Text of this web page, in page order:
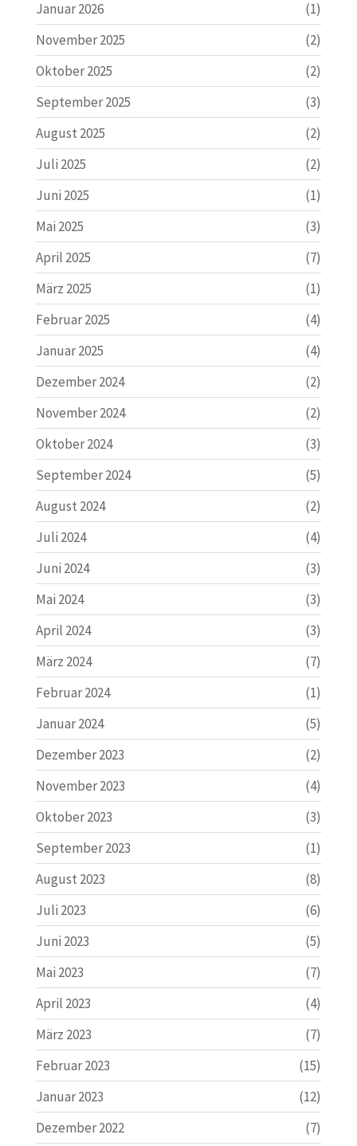
Januar 2026
(1)
November 2025
(2)
Oktober 2025
(2)
September 2025
(3)
August 2025
(2)
Juli 2025
(2)
Juni 2025
(1)
Mai 2025
(3)
April 2025
(7)
März 2025
(1)
Februar 2025
(4)
Januar 2025
(4)
Dezember 2024
(2)
November 2024
(2)
Oktober 2024
(3)
September 2024
(5)
August 2024
(2)
Juli 2024
(4)
Juni 2024
(3)
Mai 2024
(3)
April 2024
(3)
März 2024
(7)
Februar 2024
(1)
Januar 2024
(5)
Dezember 2023
(2)
November 2023
(4)
Oktober 2023
(3)
September 2023
(1)
August 2023
(8)
Juli 2023
(6)
Juni 2023
(5)
Mai 2023
(7)
April 2023
(4)
März 2023
(7)
Februar 2023
(15)
Januar 2023
(12)
Dezember 2022
(7)